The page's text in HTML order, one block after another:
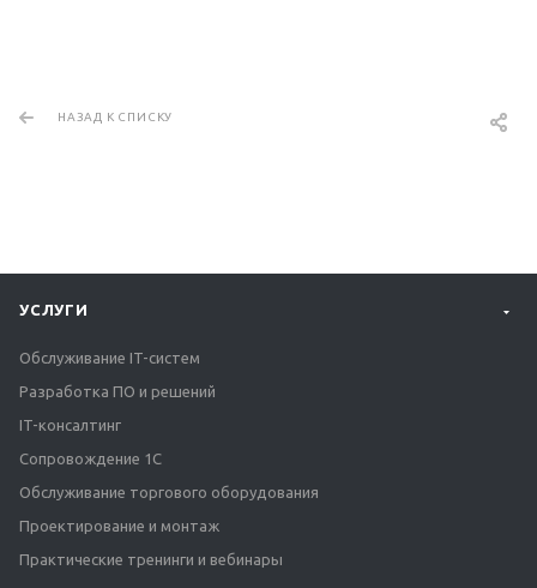
НАЗАД К СПИСКУ
УСЛУГИ
Обслуживание IT-систем
Разработка ПО и решений
IT-консалтинг
Сопровождение 1С
Обслуживание торгового оборудования
Проектирование и монтаж
Практические тренинги и вебинары